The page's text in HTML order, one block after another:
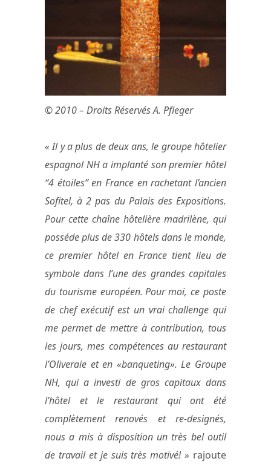
© 2010 – Droits Réservés A. Pfleger
« Il y a plus de deux ans, le groupe hôtelier
espagnol NH a implanté son premier hôtel
“4 étoiles” en France en rachetant l’ancien
Sofitel, à 2 pas du Palais des Expositions.
Pour cette chaîne hôtelière madrilène, qui
posséde plus de 330 hôtels dans le monde,
ce premier hôtel en France tient lieu de
symbole dans l’une des grandes capitales
du tourisme européen. Pour moi, ce poste
de chef exécutif est un vrai challenge qui
me permet de mettre à contribution, tous
les jours, mes compétences au restaurant
l’Oliveraie et en «banqueting». Le Groupe
NH, qui a investi de gros capitaux dans
l’hôtel et le restaurant qui ont été
complètement renovés et re-designés,
nous a mis à disposition un très bel outil
de travail et je suis très motivé! » rajoute